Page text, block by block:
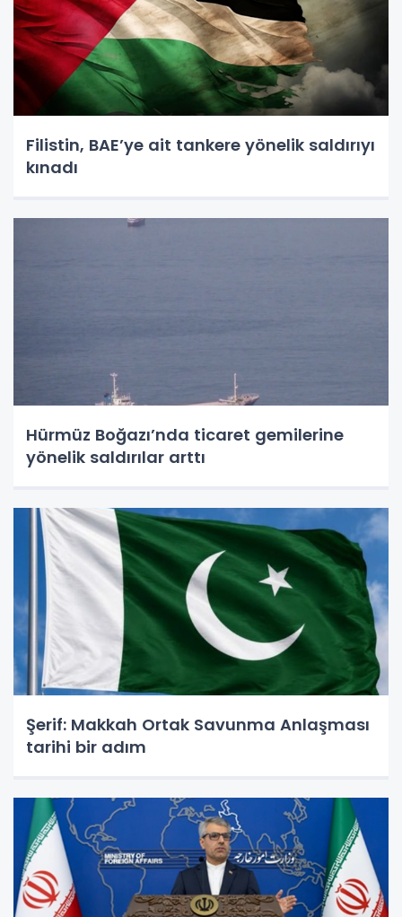
Filistin, BAE’ye ait tankere yönelik saldırıyı
kınadı
Hürmüz Boğazı’nda ticaret gemilerine
yönelik saldırılar arttı
Şerif: Makkah Ortak Savunma Anlaşması
tarihi bir adım